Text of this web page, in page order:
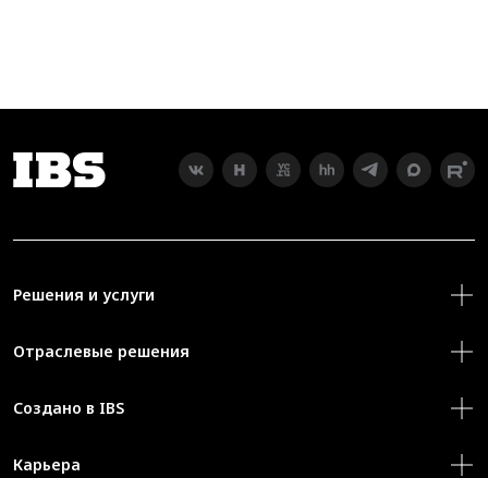
Решения и услуги
Отраслевые решения
Создано в IBS
Карьера